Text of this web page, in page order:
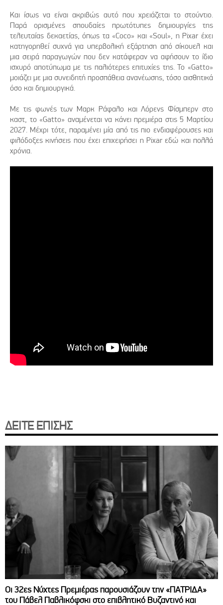
Και ίσως να είναι ακριβώς αυτό που χρειάζεται το στούντιο.
Παρά ορισμένες σπουδαίες πρωτότυπες δημιουργίες της
τελευταίας δεκαετίας, όπως τα «Coco» και «Soul», η Pixar έχει
κατηγορηθεί συχνά για υπερβολική εξάρτηση από σίκουελ και
μια σειρά παραγωγών που δεν κατάφεραν να αφήσουν το ίδιο
ισχυρό αποτύπωμα με τις παλιότερες επιτυχίες της. Το «Gatto»
μοιάζει με μια συνειδητή προσπάθεια ανανέωσης, τόσο αισθητικά
όσο και δημιουργικά.
Με τις φωνές των Μαρκ Ράφαλο και Λόρενς Φίσμπερν στο
καστ, το «Gatto» αναμένεται να κάνει πρεμιέρα στις 5 Μαρτίου
2027. Μέχρι τότε, παραμένει μία από τις πιο ενδιαφέρουσες και
φιλόδοξες κινήσεις που έχει επιχειρήσει η Pixar εδώ και πολλά
χρόνια.
ΔΕΙΤΕ ΕΠΙΣΗΣ
Οι 32ες Νύχτες Πρεμιέρας παρουσιάζουν την «ΠΑΤΡΙΔΑ»
του Πάβελ Παβλικόφσκι στο επιβλητικό Βυζαντινό και